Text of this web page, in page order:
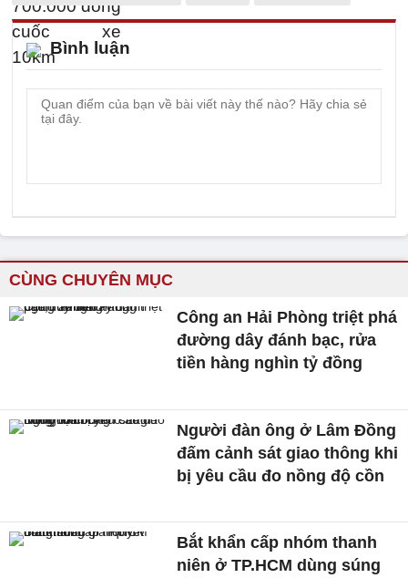
Bình luận
CÙNG CHUYÊN MỤC
Công an Hải Phòng triệt phá
đường dây đánh bạc, rửa
tiền hàng nghìn tỷ đồng
Người đàn ông ở Lâm Đồng
đấm cảnh sát giao thông khi
bị yêu cầu đo nồng độ cồn
Bắt khẩn cấp nhóm thanh
niên ở TP.HCM dùng súng